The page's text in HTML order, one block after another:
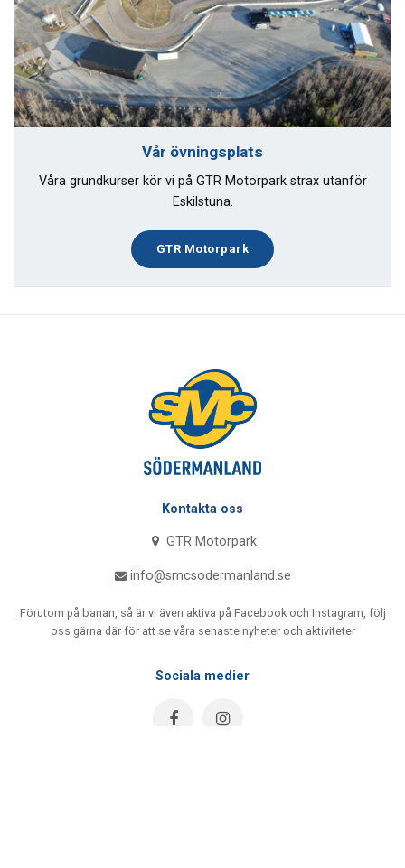
Vår övningsplats
Våra grundkurser kör vi på GTR Motorpark strax utanför
Eskilstuna.
GTR Motorpark
Kontakta oss
GTR Motorpark
info@smcsodermanland.se
Förutom på banan, så är vi även aktiva på Facebook och Instagram, följ
oss gärna där för att se våra senaste nyheter och aktiviteter
Sociala medier